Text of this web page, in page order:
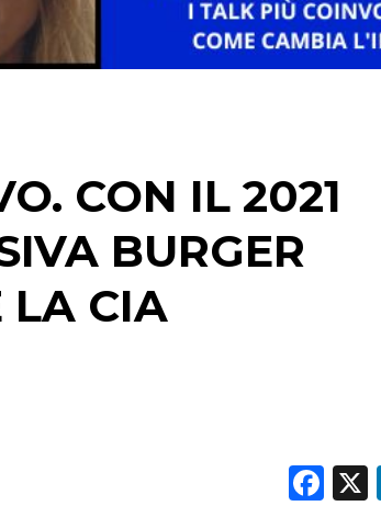
CON IL 2021
BURGER
LA CIA